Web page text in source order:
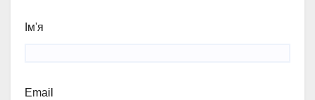
Ім'я
Email